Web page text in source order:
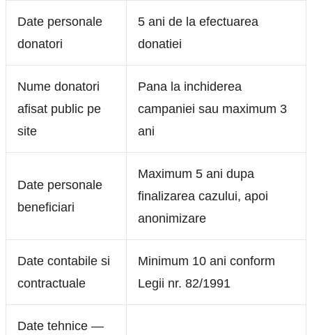
Date personale
donatori
5 ani de la efectuarea
donatiei
Nume donatori
afisat public pe
site
Pana la inchiderea
campaniei sau maximum 3
ani
Date personale
beneficiari
Maximum 5 ani dupa
finalizarea cazului, apoi
anonimizare
Date contabile si
contractuale
Minimum 10 ani conform
Legii nr. 82/1991
Date tehnice —